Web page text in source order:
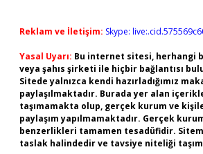
Reklam ve İletişim: Skype:
Yasal Uyarı: Bu internet sitesi, herhangi
veya şahıs şirketi ile hiçbir bağlantısı
Sitede yalnızca kendi hazırladığımız
paylaşılmaktadır. Burada yer alan
taşımamakta olup, gerçek kurum ve
paylaşım yapılmamaktadır. Gerçek
benzerlikleri tamamen tesadüfidir.
taslak halindedir ve tavsiye niteliği